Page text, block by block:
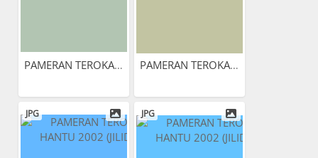
PAMERAN TEROKAI HANTU 2002... PAMERAN TEROKAI HANTU 2002...
JPG JPG